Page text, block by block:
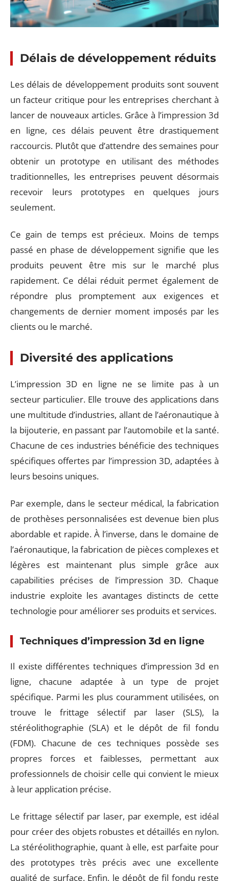
Délais de développement réduits
Les délais de développement produits sont souvent
un facteur critique pour les entreprises cherchant à
lancer de nouveaux articles. Grâce à l’impression 3d
en ligne, ces délais peuvent être drastiquement
raccourcis. Plutôt que d’attendre des semaines pour
obtenir un prototype en utilisant des méthodes
traditionnelles, les entreprises peuvent désormais
recevoir leurs prototypes en quelques jours
seulement.
Ce gain de temps est précieux. Moins de temps
passé en phase de développement signifie que les
produits peuvent être mis sur le marché plus
rapidement. Ce délai réduit permet également de
répondre plus promptement aux exigences et
changements de dernier moment imposés par les
clients ou le marché.
Diversité des applications
L’impression 3D en ligne ne se limite pas à un
secteur particulier. Elle trouve des applications dans
une multitude d’industries, allant de l’aéronautique à
la bijouterie, en passant par l’automobile et la santé.
Chacune de ces industries bénéficie des techniques
spécifiques offertes par l’impression 3D, adaptées à
leurs besoins uniques.
Par exemple, dans le secteur médical, la fabrication
de prothèses personnalisées est devenue bien plus
abordable et rapide. À l’inverse, dans le domaine de
l’aéronautique, la fabrication de pièces complexes et
légères est maintenant plus simple grâce aux
capabilities précises de l’impression 3D. Chaque
industrie exploite les avantages distincts de cette
technologie pour améliorer ses produits et services.
Techniques d’impression 3d en ligne
Il existe différentes techniques d’impression 3d en
ligne, chacune adaptée à un type de projet
spécifique. Parmi les plus couramment utilisées, on
trouve le frittage sélectif par laser (SLS), la
stéréolithographie (SLA) et le dépôt de fil fondu
(FDM). Chacune de ces techniques possède ses
propres forces et faiblesses, permettant aux
professionnels de choisir celle qui convient le mieux
à leur application précise.
Le frittage sélectif par laser, par exemple, est idéal
pour créer des objets robustes et détaillés en nylon.
La stéréolithographie, quant à elle, est parfaite pour
des prototypes très précis avec une excellente
qualité de surface. Enfin, le dépôt de fil fondu reste